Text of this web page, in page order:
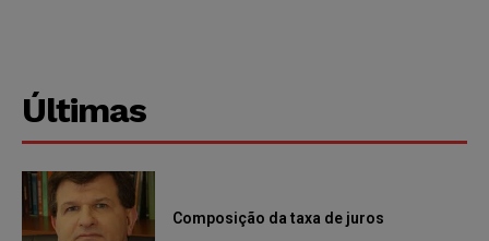
Últimas
Composição da taxa de juros